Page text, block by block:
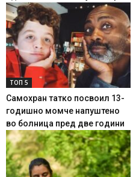
ТОП 5
Самохран татко посвоил 13-
годишно момче напуштено
во болница пред две години